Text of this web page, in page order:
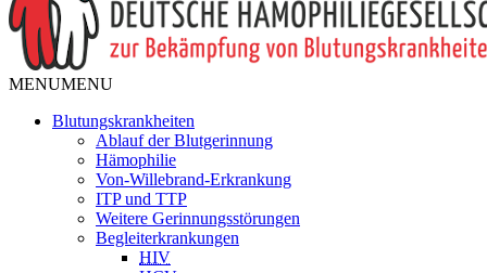
MENUMENU
Blutungskrankheiten
Ablauf der Blutgerinnung
Hämophilie
Von-Willebrand-Erkrankung
ITP und TTP
Weitere Gerinnungsstörungen
Begleiterkrankungen
HIV